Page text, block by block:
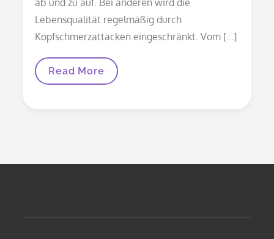
Lebensqualität regelmäßig durch
Kopfschmerzattacken eingeschränkt. Vom […]
Hausmittel
Read More